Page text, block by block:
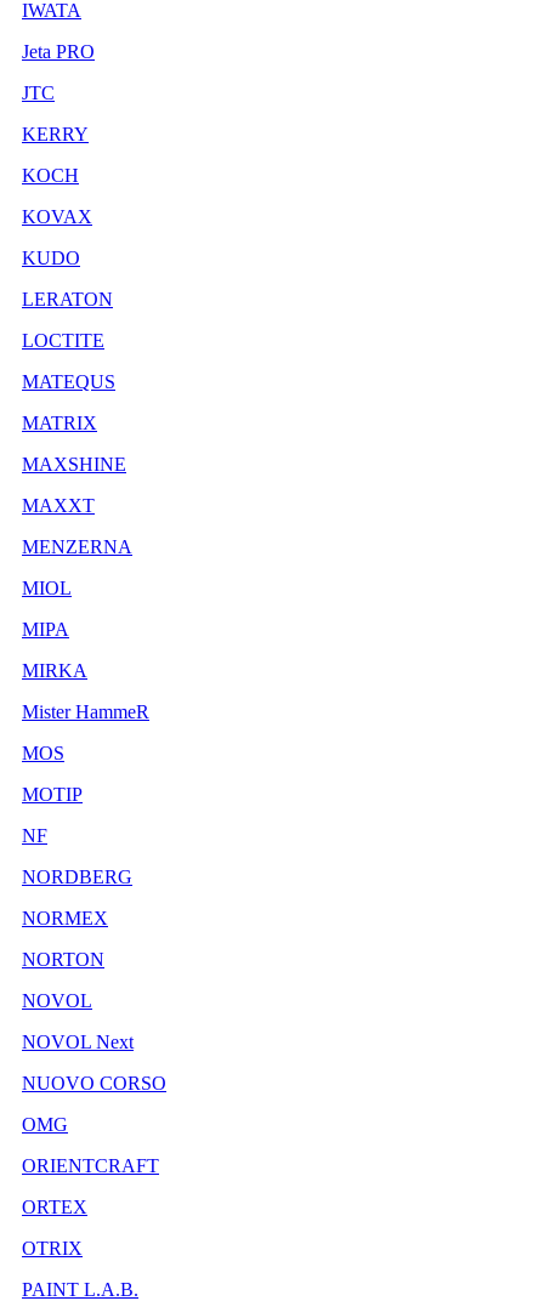
IWATA
Jeta PRO
JTC
KERRY
KOCH
KOVAX
KUDO
LERATON
LOCTITE
MATEQUS
MATRIX
MAXSHINE
MAXXT
MENZERNA
MIOL
MIPA
MIRKA
Mister HammeR
MOS
MOTIP
NF
NORDBERG
NORMEX
NORTON
NOVOL
NOVOL Next
NUOVO CORSO
OMG
ORIENTCRAFT
ORTEX
OTRIX
PAINT L.A.B.